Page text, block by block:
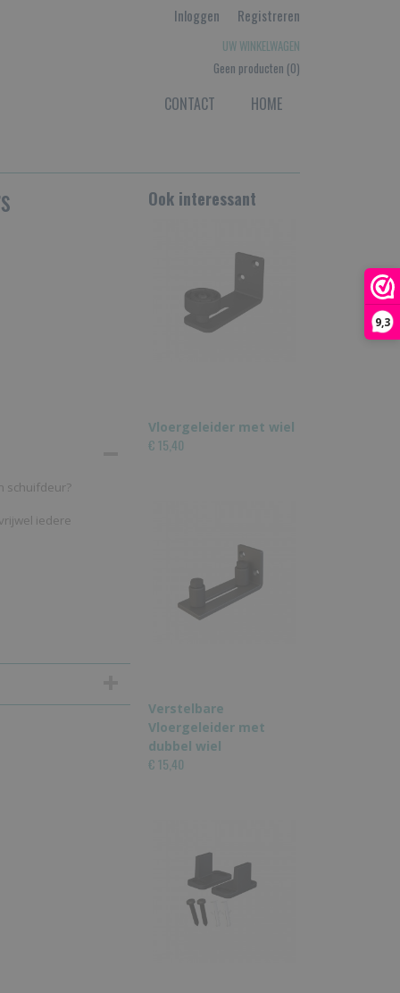
9,3
Inloggen Registreren
UW WINKELWAGEN
Geen producten (0)
HOME
CONTACT
schuifdeur?
iedere
Ook interessant
Vloergeleider met wiel
€ 15,40
Verstelbare
Vloergeleider met
dubbel wiel
€ 15,40